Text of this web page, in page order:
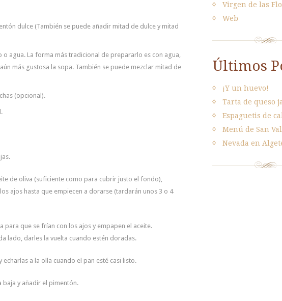
dulce (También se puede añadir mitad de dulce y mitad
o agua. La forma más tradicional de prepararlo es con agua,
más gustosa la sopa. También se puede mezclar mitad de
(opcional).
de oliva (suficiente como para cubrir justo el fondo),
ajos hasta que empiecen a dorarse (tardarán unos 3 o 4
para que se frían con los ajos y empapen el aceite.
lado, darles la vuelta cuando estén doradas.
a la olla cuando el pan esté casi listo.
baja y añadir el pimentón.
Virgen de las
Web
Últimos
¡Y un huevo!
Tarta de queso
Espaguetis de
Menú de San
Nevada en